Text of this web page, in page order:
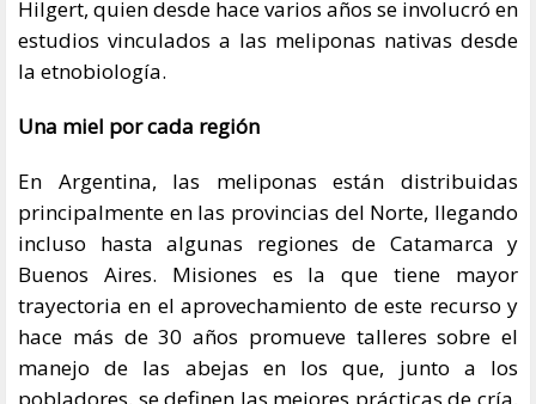
Hilgert, quien desde hace varios años se involucró en
estudios vinculados a las meliponas nativas desde
la etnobiología.
Una miel por cada región
En Argentina, las meliponas están distribuidas
principalmente en las provincias del Norte, llegando
incluso hasta algunas regiones de Catamarca y
Buenos Aires. Misiones es la que tiene mayor
trayectoria en el aprovechamiento de este recurso y
hace más de 30 años promueve talleres sobre el
manejo de las abejas en los que, junto a los
pobladores, se definen las mejores prácticas de cría,